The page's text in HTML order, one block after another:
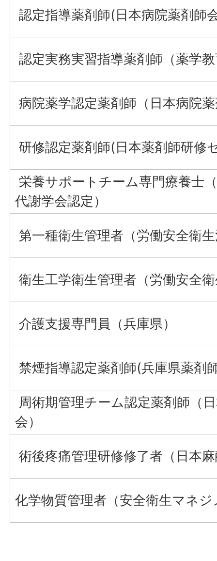
認定指導薬剤師(日本病院薬剤師
認定実務実習指導薬剤師（薬学
病院薬学認定薬剤師（日本病院
研修認定薬剤師(日本薬剤師研修
栄養サポートチーム専門療養士
代謝学会認定）
第一種衛生管理者（労働安全衛
衛生工学衛生管理者（労働安全
介護支援専門員（兵庫県）
禁煙指導認定薬剤師(兵庫県薬剤
周術期管理チーム認定薬剤師（
会）
術後疼痛管理研修修了者（日本
化学物質管理者（安全衛生マネ